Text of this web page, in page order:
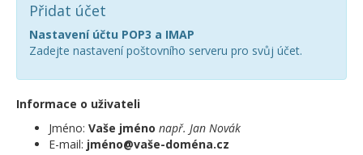
Přidat účet
Nastavení účtu POP3 a IMAP
Zadejte nastavení poštovního serveru pro svůj účet.
Informace o uživateli
Jméno: Vaše jméno např. Jan Novák
E-mail: jméno@vaše-doména.cz